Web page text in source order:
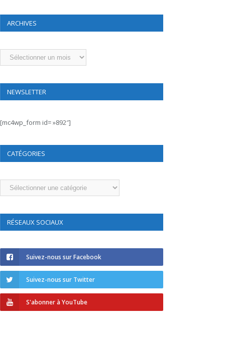
ARCHIVES
Archives
NEWSLETTER
[mc4wp_form id= »892″]
CATÉGORIES
Catégories
RÉSEAUX SOCIAUX
Suivez-nous sur Facebook
Suivez-nous sur Twitter
S'abonner à YouTube